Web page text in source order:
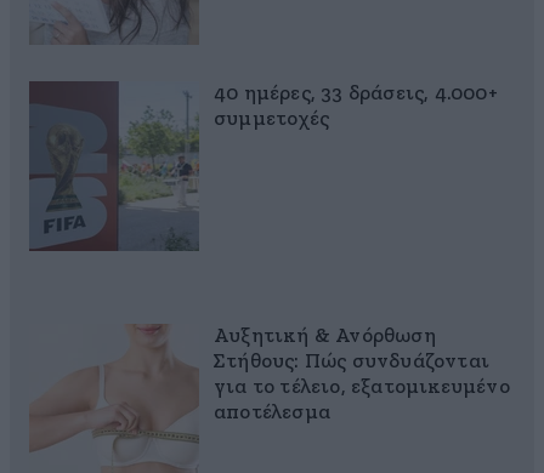
40 ημέρες, 33 δράσεις, 4.000+
συμμετοχές
Αυξητική & Ανόρθωση
Στήθους: Πώς συνδυάζονται
για το τέλειο, εξατομικευμένο
αποτέλεσμα